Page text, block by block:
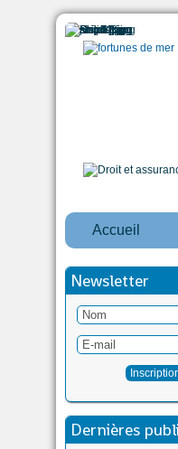
Accueil
Newsletter
Dernières